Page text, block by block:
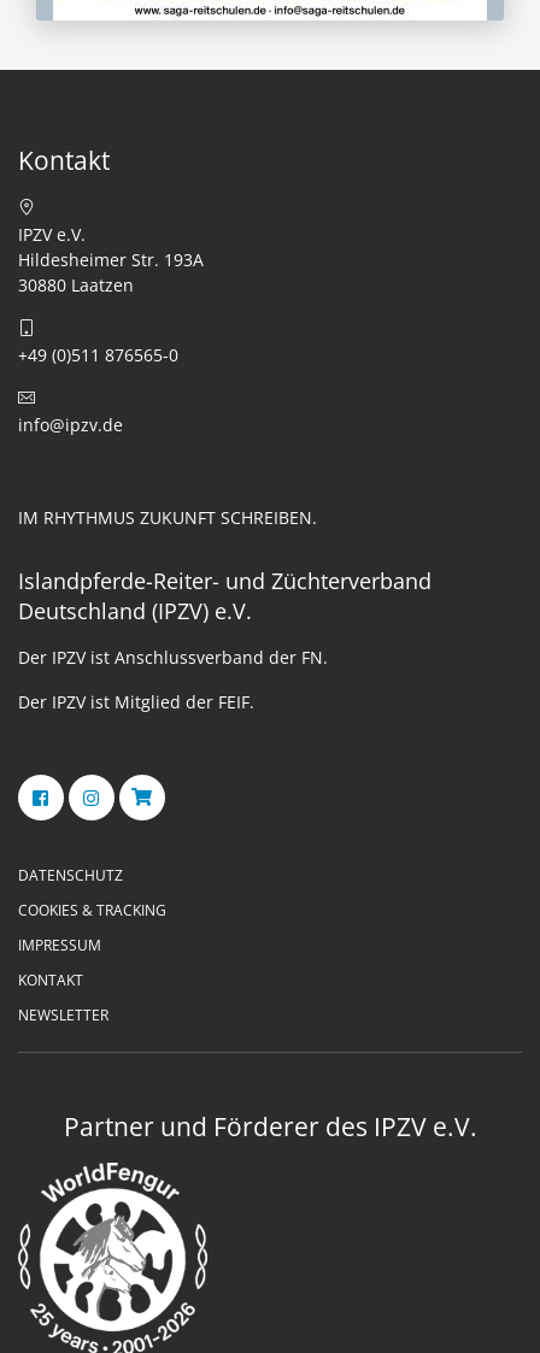
Kontakt
IPZV e.V.
Hildesheimer Str. 193A
30880 Laatzen
+49 (0)511 876565-0
info@ipzv.de
IM RHYTHMUS ZUKUNFT SCHREIBEN.
Islandpferde-Reiter- und Züchterverband
Deutschland (IPZV) e.V.
Der IPZV ist Anschlussverband der FN.
Der IPZV ist Mitglied der FEIF.
DATENSCHUTZ
COOKIES & TRACKING
IMPRESSUM
KONTAKT
NEWSLETTER
Partner und Förderer des IPZV e.V.